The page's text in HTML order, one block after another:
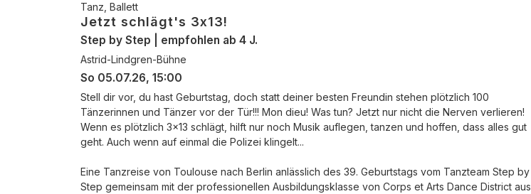
Tanz, Ballett
Jetzt schlägt's 3x13!
Step by Step | empfohlen ab 4 J.
Astrid-Lindgren-Bühne
So 05.07.26, 15:00
Stell dir vor, du hast Geburtstag, doch statt deiner besten Freundin stehen plötzlich 100
Tänzerinnen und Tänzer vor der Tür!!! Mon dieu! Was tun? Jetzt nur nicht die Nerven verlieren!
Wenn es plötzlich 3x13 schlägt, hilft nur noch Musik auflegen, tanzen und hoffen, dass alles gut
geht. Auch wenn auf einmal die Polizei klingelt...
Eine Tanzreise von Toulouse nach Berlin anlässlich des 39. Geburtstags vom Tanzteam Step by
Step gemeinsam mit der professionellen Ausbildungsklasse von Corps et Arts Dance District aus